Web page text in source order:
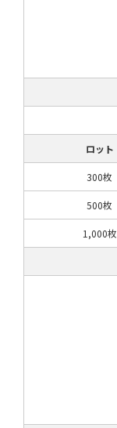
ロット
300枚
500枚
1,000枚